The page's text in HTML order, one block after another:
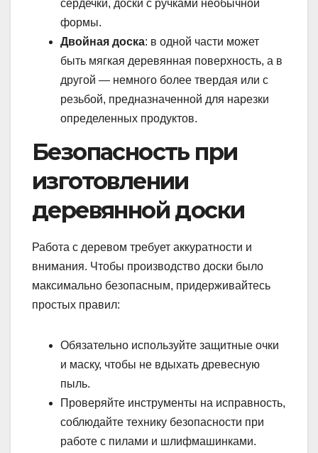
сердечки, доски с ручками необычной
формы.
Двойная доска: в одной части может
быть мягкая деревянная поверхность, а в
другой — немного более твердая или с
резьбой, предназначенной для нарезки
определенных продуктов.
Безопасность при
изготовлении
деревянной доски
Работа с деревом требует аккуратности и
внимания. Чтобы производство доски было
максимально безопасным, придерживайтесь
простых правил:
Обязательно используйте защитные очки
и маску, чтобы не вдыхать древесную
пыль.
Проверяйте инструменты на исправность,
соблюдайте технику безопасности при
работе с пилами и шлифмашинками.